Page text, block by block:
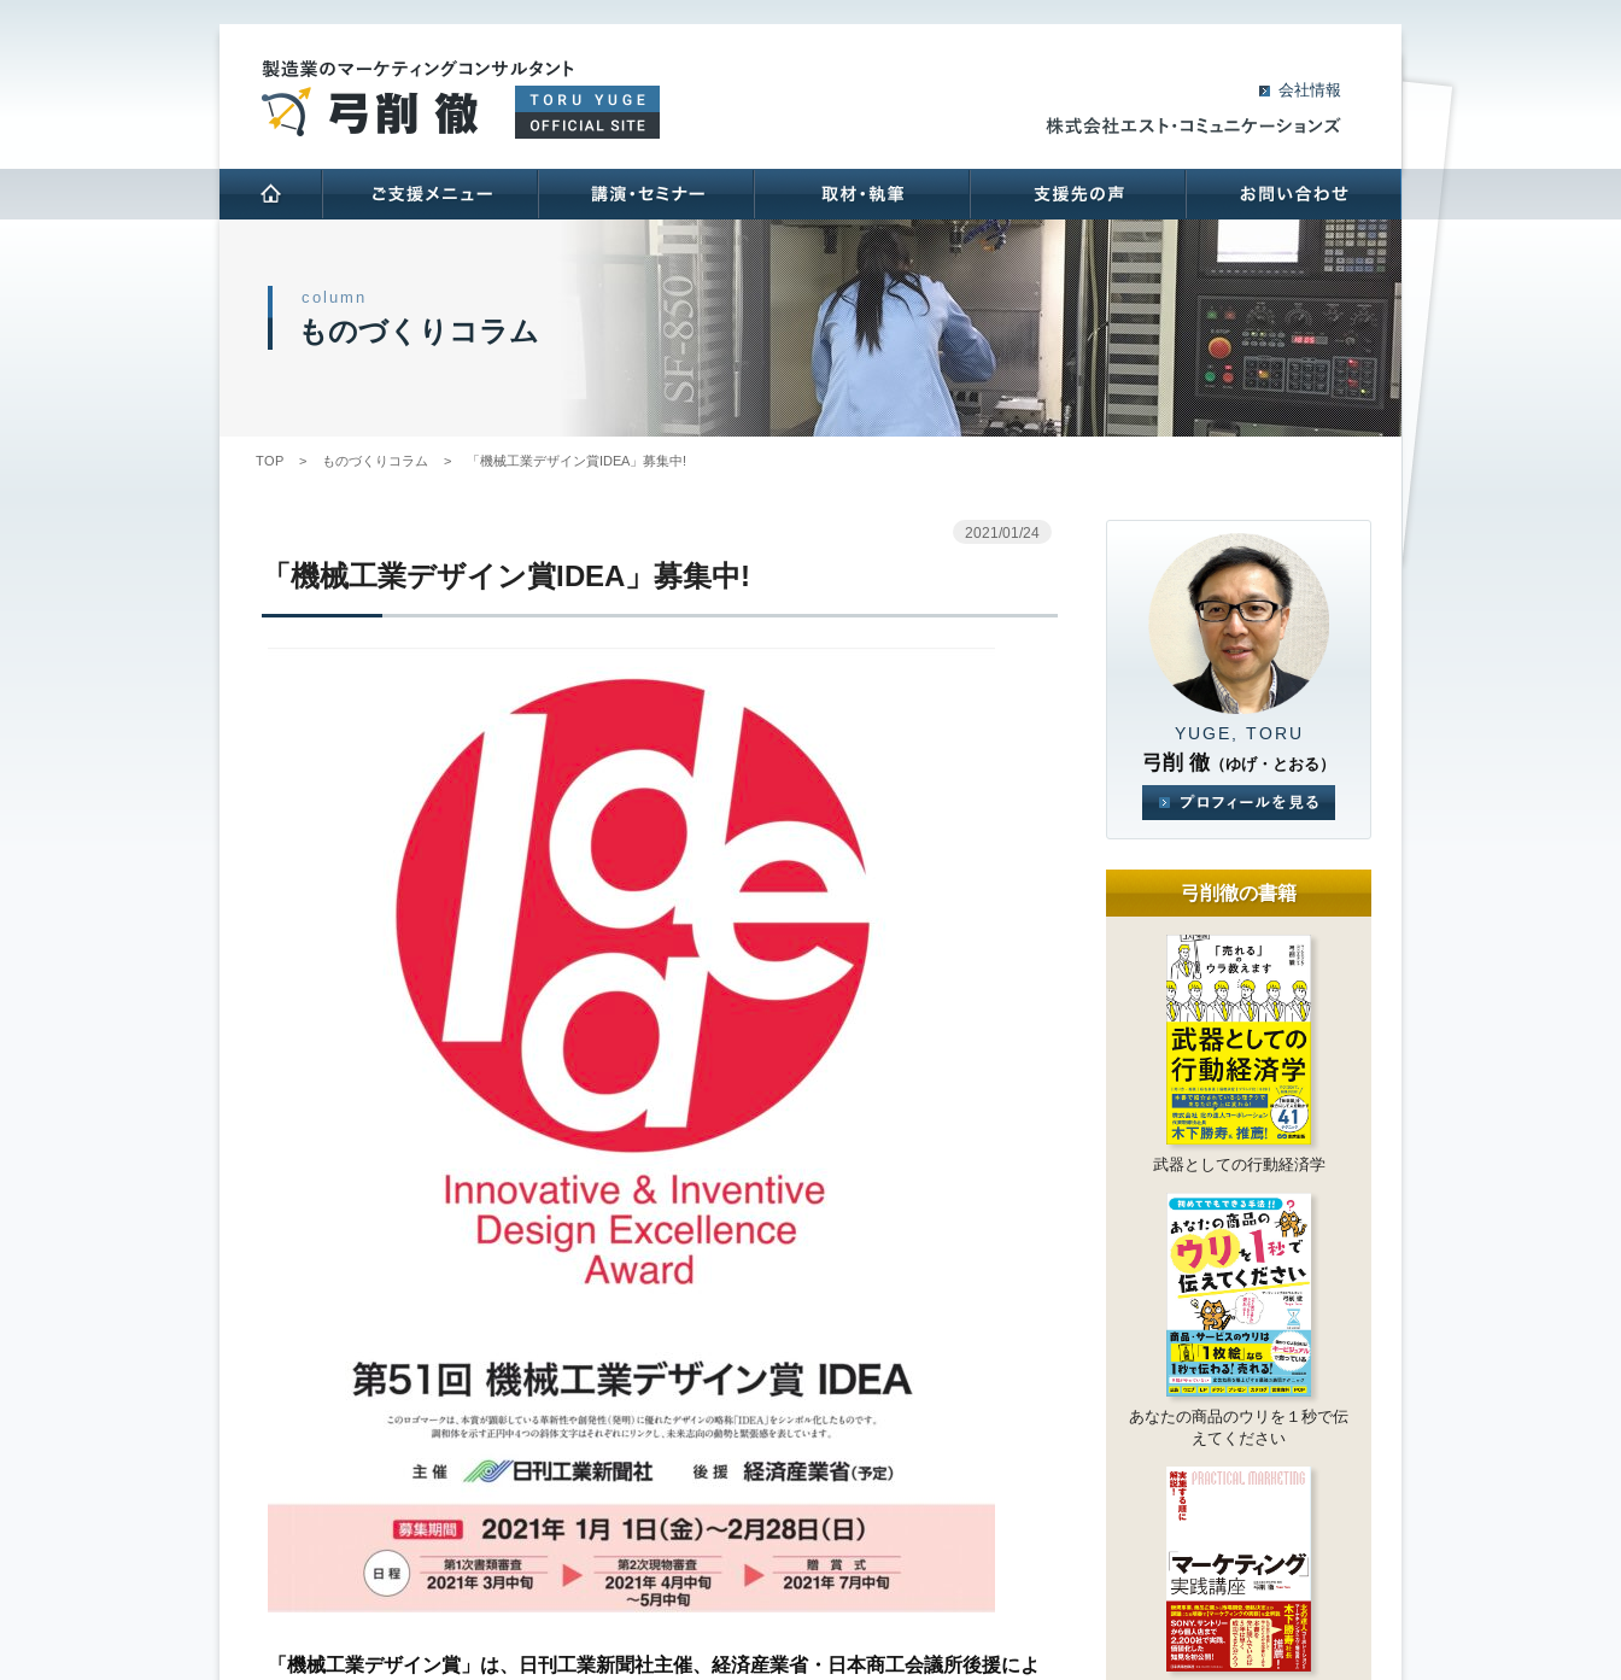
会社情報
HOME ご支援メニュー 講演･セミナー 取材･執筆 支援先の声
column
ものづくりコラム
TOP > ものづくりコラム > 「機械工業デザイン賞IDEA」募集中!
2021/01/24
「機械工業デザイン賞IDEA」募集中!
「機械工業デザイン賞」は、日刊工業新聞社主催、経済産業省・日本商工会議所後援によ
YUGE, TORU
弓削 徹 （ゆげ・とおる）
弓削徹の書籍
武器としての行動経済学
あなたの商品のウリを１秒で伝
えてください